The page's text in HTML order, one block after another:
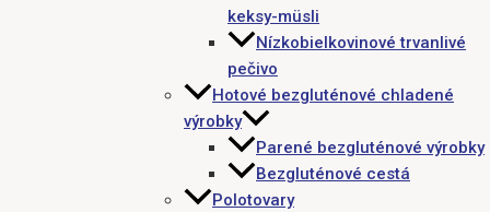
keksy-müsli
Nízkobielkovinové trvanlivé
pečivo
Hotové bezgluténové chladené
výrobky
Parené bezgluténové výrobky
Bezgluténové cestá
Polotovary